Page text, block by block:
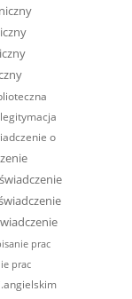
legitymacja
o
prac
prac